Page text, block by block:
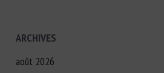
ARCHIVES
août 2026